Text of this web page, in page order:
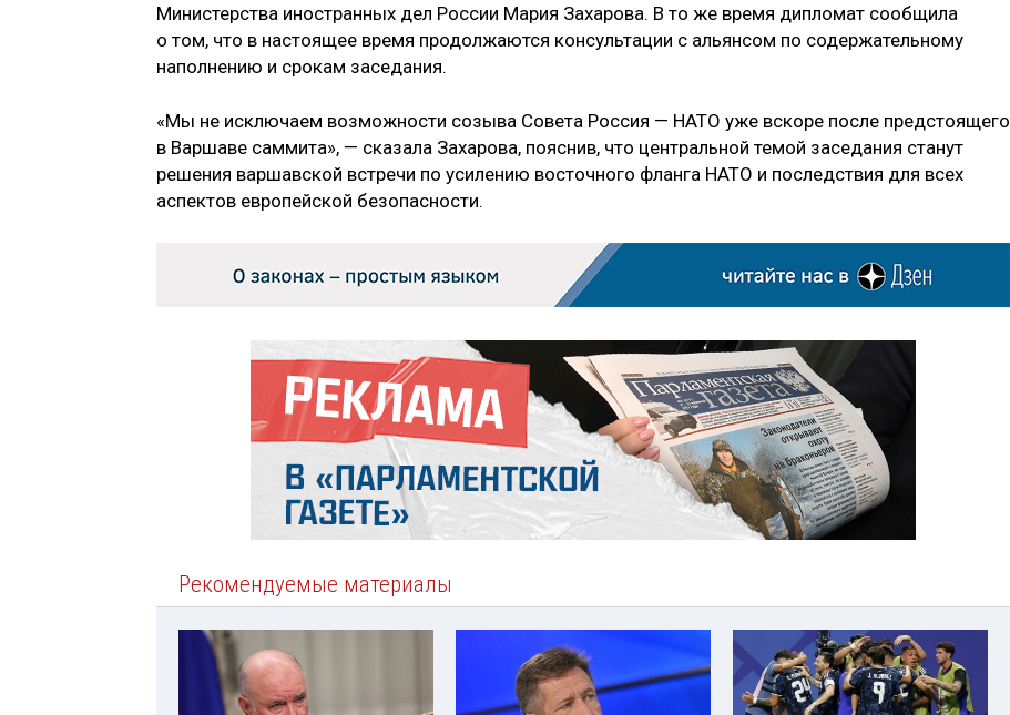
Министерства иностранных дел России Мария Захарова. В то же время дипломат сообщила
о том, что в настоящее время продолжаются консультации с альянсом по содержательному
наполнению и срокам заседания.
«Мы не исключаем возможности созыва Совета Россия — НАТО уже вскоре после предстоящего
в Варшаве саммита», — сказала Захарова, пояснив, что центральной темой заседания станут
решения варшавской встречи по усилению восточного фланга НАТО и последствия для всех
аспектов европейской безопасности.
Рекомендуемые материалы